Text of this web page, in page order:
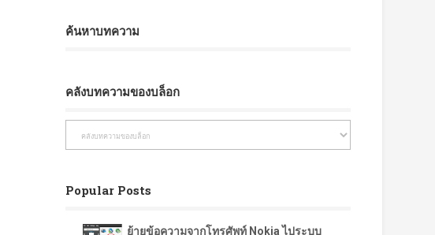
ค้นหาบทความ
คลังบทความของบล็อก
Popular Posts
ย้ายข้อความจากโทรศัพท์ Nokia ไประบบ